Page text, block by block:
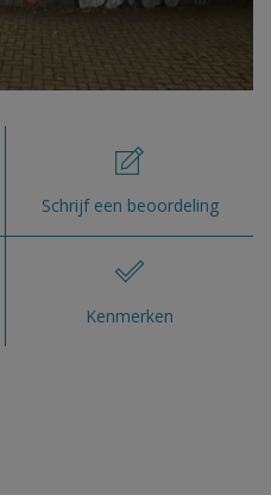
Schrijf een beoordeling
Kenmerken